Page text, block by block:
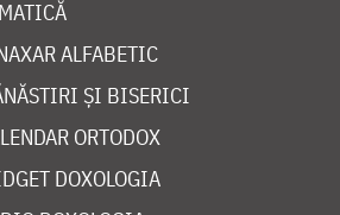
ALFABETIC
ȘI BISERICI
ORTODOX
DOXOLOGIA